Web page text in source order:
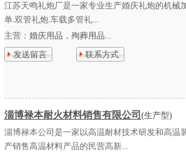
江苏天鸣礼炮厂是一家专业生产婚庆礼炮的机械
单.双管礼炮.车载多管礼...
主营： 婚庆用品，殉葬用品...
发送留言
联系方式
淄博禄本耐火材料销售有限公司 (生产型)
淄博禄本公司是一家以高温耐材技术研发和高温
产销售高温材料产品的民营高新...